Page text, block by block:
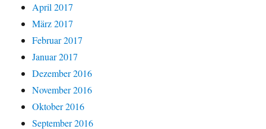
April 2017
März 2017
Februar 2017
Januar 2017
Dezember 2016
November 2016
Oktober 2016
September 2016